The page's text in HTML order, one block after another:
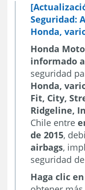
Seguridad:
Honda,
Honda
informado
seguridad
Honda,
Fit, City,
Ridgeline,
Chile entre
de 2015,
airbags,
seguridad
Haga clic